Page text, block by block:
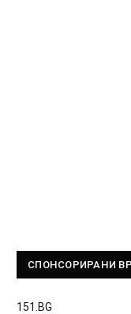
СПОНСОРИРАНИ
151.BG